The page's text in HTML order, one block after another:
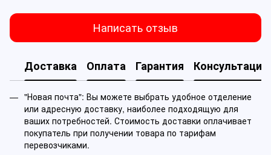
Написать отзыв
Доставка Оплата Гарантия Консультация
"Новая почта": Вы можете выбрать удобное отделение
или адресную доставку, наиболее подходящую для
ваших потребностей. Стоимость доставки оплачивает
покупатель при получении товара по тарифам
перевозчиками.